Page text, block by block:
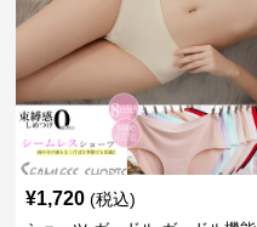
¥1,720 (税込)